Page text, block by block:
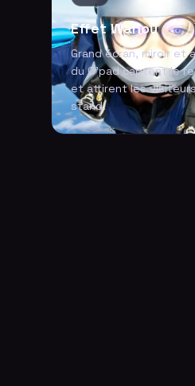
Effet Wahou
Grand écran, miroir et
du O'pad captent le
et attirent les
stand.